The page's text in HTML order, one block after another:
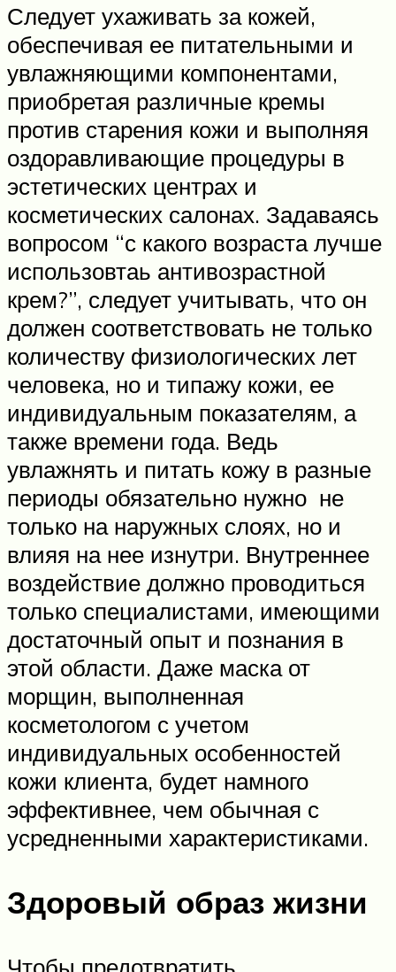
Следует ухаживать за кожей,
обеспечивая ее питательными и
увлажняющими компонентами,
приобретая различные кремы
против старения кожи и выполняя
оздоравливающие процедуры в
эстетических центрах и
косметических салонах. Задаваясь
вопросом “с какого возраста лучше
использовтаь антивозрастной
крем?”, следует учитывать, что он
должен соответствовать не только
количеству физиологических лет
человека, но и типажу кожи, ее
индивидуальным показателям, а
также времени года. Ведь
увлажнять и питать кожу в разные
периоды обязательно нужно не
только на наружных слоях, но и
влияя на нее изнутри. Внутреннее
воздействие должно проводиться
только специалистами, имеющими
достаточный опыт и познания в
этой области. Даже маска от
морщин, выполненная
косметологом с учетом
индивидуальных особенностей
кожи клиента, будет намного
эффективнее, чем обычная с
усредненными характеристиками.
Здоровый образ жизни